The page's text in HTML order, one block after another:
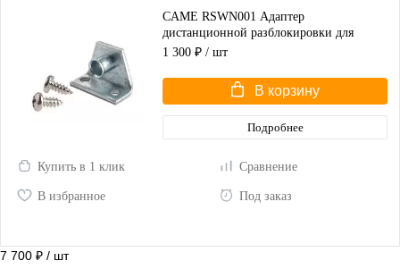
CAME RSWN001 Адаптер
дистанционной разблокировки для
распашных ворот
1 300 ₽ / шт
В корзину
Подробнее
Купить в 1 клик Сравнение
В избранное Под заказ
7 700 ₽ / шт